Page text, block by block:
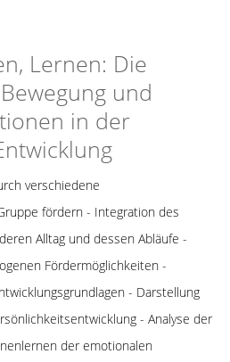
Lernen: Die
und
in der
verschiedene
fördern - Integration des
Alltag und dessen Abläufe -
Fördermöglichkeiten -
- Darstellung
- Analyse der
der emotionalen